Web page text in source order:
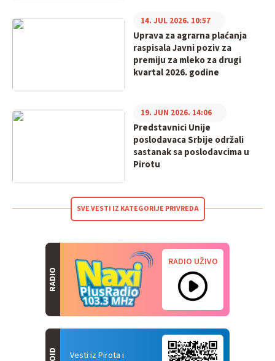
Uprava za agrarna plaćanja
raspisala Javni poziv za
premiju za mleko za drugi
kvartal 2026. godine
14. JUL 2026. 10:57
Predstavnici Unije
poslodavaca Srbije održali
sastanak sa poslodavcima u
Pirotu
19. JUN 2026. 14:06
SVE VESTI IZ KATEGORIJE PRIVREDA
RADIO
RADIO UŽIVO
Vesti iz Pirota i